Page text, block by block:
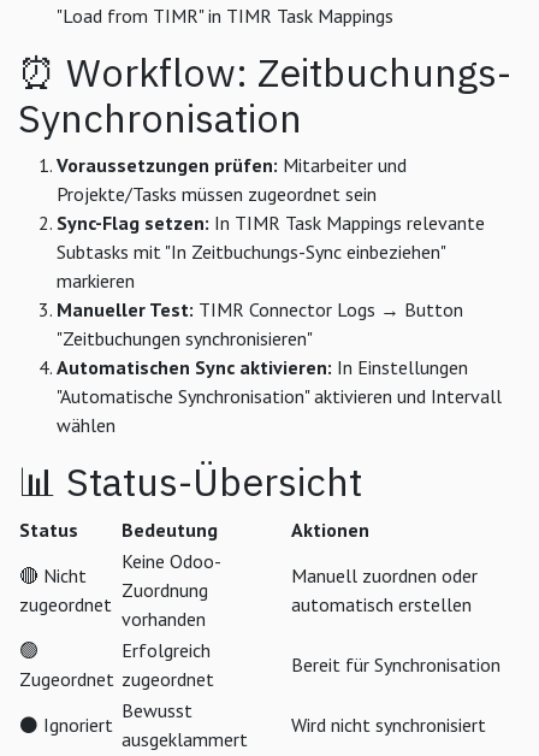
"Load from TIMR" in TIMR Task Mappings
⏰ Workflow: Zeitbuchungs-
Synchronisation
Voraussetzungen prüfen: Mitarbeiter und
Projekte/Tasks müssen zugeordnet sein
Sync-Flag setzen: In TIMR Task Mappings relevante
Subtasks mit "In Zeitbuchungs-Sync einbeziehen"
markieren
Manueller Test: TIMR Connector Logs → Button
"Zeitbuchungen synchronisieren"
Automatischen Sync aktivieren: In Einstellungen
"Automatische Synchronisation" aktivieren und Intervall
wählen
📊 Status-Übersicht
Status Bedeutung
Aktionen
🔴 Nicht
zugeordnet
Keine Odoo-
Zuordnung
vorhanden
Manuell zuordnen oder
automatisch erstellen
🟢
Zugeordnet
Erfolgreich
zugeordnet
Bereit für Synchronisation
⚫ Ignoriert
Bewusst
ausgeklammert
Wird nicht synchronisiert